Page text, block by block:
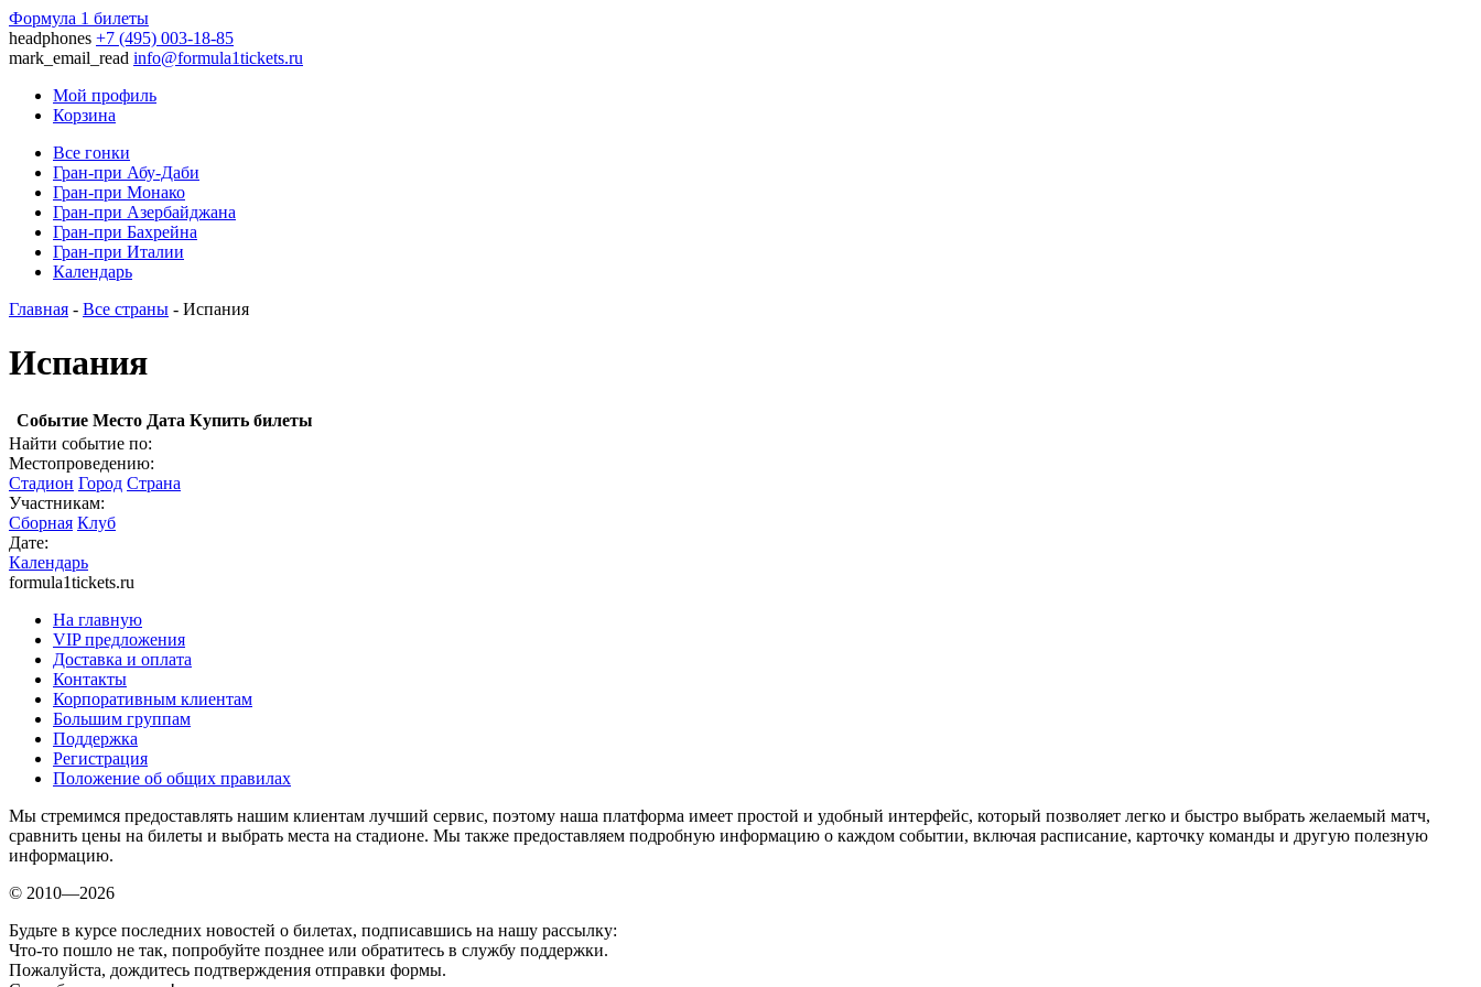
Формула 1 билеты
headphones +7 (495) 003-18-85
mark_email_read info@formula1tickets.ru
Мой профиль
Корзина
Все гонки
Гран-при Абу-Даби
Гран-при Монако
Гран-при Азербайджана
Гран-при Бахрейна
Гран-при Италии
Календарь
Главная - Все страны - Испания
Испания
Событие Место Дата Купить билеты
Найти событие по:
Местопроведению:
Стадион Город Страна
Участникам:
Сборная Клуб
Дате:
Календарь
formula1tickets.ru
На главную
VIP предложения
Доставка и оплата
Контакты
Корпоративным клиентам
Большим группам
Поддержка
Регистрация
Положение об общих правилах
Мы стремимся предоставлять нашим клиентам лучший сервис, поэтому наша платформа имеет простой и удобный интерфейс, который позволяет легко и быстро выбрать желаемый матч,
сравнить цены на билеты и выбрать места на стадионе. Мы также предоставляем подробную информацию о каждом событии, включая расписание, карточку команды и другую полезную
информацию.
© 2010—2026
Будьте в курсе последних новостей о билетах, подписавшись на нашу рассылку:
Что-то пошло не так, попробуйте позднее или обратитесь в службу поддержки.
Пожалуйста, дождитесь подтверждения отправки формы.